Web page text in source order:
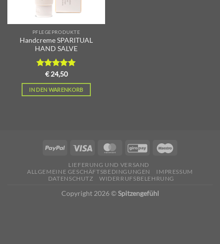
PFLEGEPRODUKTE
Handcreme SPARITUAL
HAND SALVE
Bewertet
mit5.00
von 5
€ 24,50
IN DEN WARENKORB
LIEFERUNG UND VERSAND
ALLGEMEINE GESCHÄFTSBEDINGUNGEN
IMPRESSUM
DATENSCHUTZ
WIDERRUFSBELEHRUNG
Copyright 2026 ©Spitzengefühl